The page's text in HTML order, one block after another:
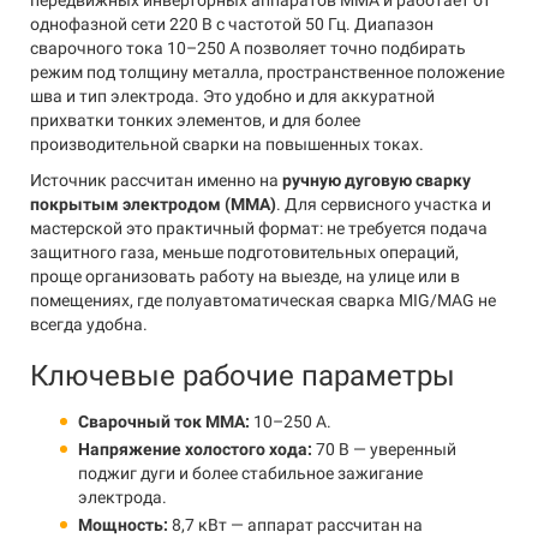
однофазной сети 220 В с частотой 50 Гц. Диапазон
сварочного тока 10–250 А позволяет точно подбирать
режим под толщину металла, пространственное положение
шва и тип электрода. Это удобно и для аккуратной
прихватки тонких элементов, и для более
производительной сварки на повышенных токах.
Источник рассчитан именно на ручную дуговую сварку
покрытым электродом (MMA). Для сервисного участка и
мастерской это практичный формат: не требуется подача
защитного газа, меньше подготовительных операций,
проще организовать работу на выезде, на улице или в
помещениях, где полуавтоматическая сварка MIG/MAG не
всегда удобна.
Ключевые рабочие параметры
Сварочный ток MMA: 10–250 А.
Напряжение холостого хода: 70 В — уверенный
поджиг дуги и более стабильное зажигание
электрода.
Мощность: 8,7 кВт — аппарат рассчитан на